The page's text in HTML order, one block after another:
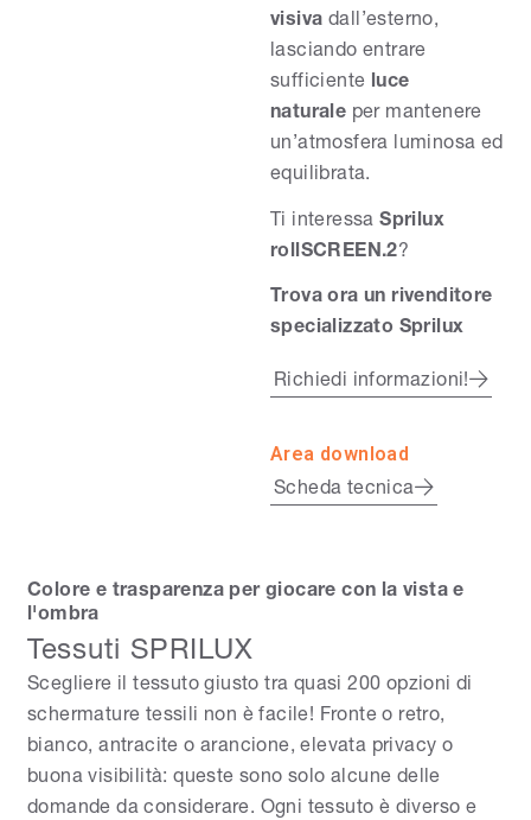
visiva dall’esterno,
lasciando entrare
sufficiente luce
naturale per mantenere
un’atmosfera luminosa ed
equilibrata.
Ti interessaSprilux
rollSCREEN.2?
Trova ora un rivenditore
specializzato Sprilux
Richiedi informazioni!
Area download
Scheda tecnica
Colore e trasparenza per giocare con la vista e
l'ombra
Tessuti SPRILUX
Scegliere il tessuto giusto tra quasi 200 opzioni di
schermature tessili non è facile! Fronte o retro,
bianco, antracite o arancione, elevata privacy o
buona visibilità: queste sono solo alcune delle
domande da considerare. Ogni tessuto è diverso e